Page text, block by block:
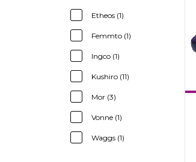
Etheos (1)
Femmto (1)
Ingco (1)
Kushiro (11)
Mor (3)
Vonne (1)
Waggs (1)